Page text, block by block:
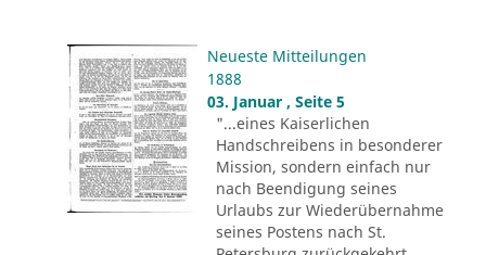
Neueste Mitteilungen
1888
03. Januar , Seite 5
"...eines Kaiserlichen
Handschreibens in besonderer
Mission, sondern einfach nur
nach Beendigung seines
Urlaubs zur Wiederübernahme
seines Postens nach St.